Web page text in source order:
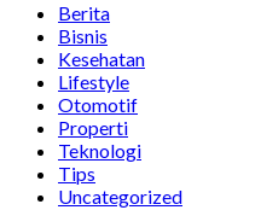
Berita
Bisnis
Kesehatan
Lifestyle
Otomotif
Properti
Teknologi
Tips
Uncategorized